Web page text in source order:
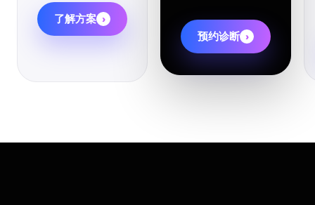
了解方案 ›
预约诊断 ›